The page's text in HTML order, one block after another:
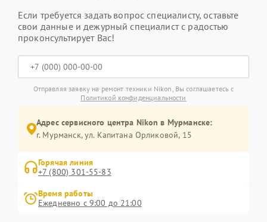
Если требуется задать вопрос специалисту, оставьте
свои данные и дежурный специалист с радостью
проконсультирует Вас!
Отправляя заявку на ремонт техники Nikon, Вы соглашаетесь с
Политикой конфиденциальности
Адрес сервисного центра Nikon в Мурманске:
г. Мурманск, ул. Капитана Орликовой, 15
Горячая линия
+7 (800) 301-55-83
Время работы
Ежедневно с 9:00 до 21:00